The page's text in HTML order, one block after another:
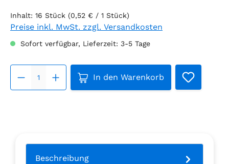
Inhalt: 16 Stück (0,52 € / 1 Stück)
Preise inkl. MwSt. zzgl. Versandkosten
Sofort verfügbar, Lieferzeit: 3-5 Tage
Produkt Anzahl: Gib den
In den Warenkorb
Beschreibung